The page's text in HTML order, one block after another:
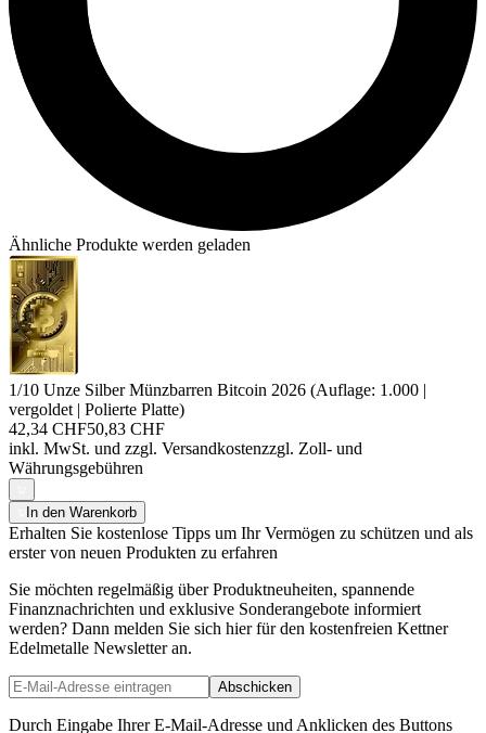
Ähnliche Produkte werden geladen
1/10 Unze Silber Münzbarren Bitcoin 2026 (Auflage: 1.000 |
vergoldet | Polierte Platte)
42,34 CHF50,83 CHF
inkl. MwSt. und zzgl. Versandkostenzzgl. Zoll- und
Währungsgebühren
In den Warenkorb
Erhalten Sie kostenlose Tipps um Ihr Vermögen zu schützen und als
erster von neuen Produkten zu erfahren
Sie möchten regelmäßig über Produktneuheiten, spannende
Finanznachrichten und exklusive Sonderangebote informiert
werden? Dann melden Sie sich hier für den kostenfreien Kettner
Edelmetalle Newsletter an.
Abschicken
Durch Eingabe Ihrer E-Mail-Adresse und Anklicken des Buttons